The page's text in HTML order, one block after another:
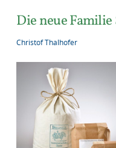
Die neue
Christof Thalhofer